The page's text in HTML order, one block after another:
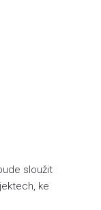
sloužit
ke